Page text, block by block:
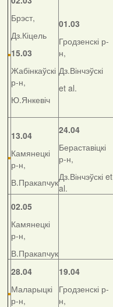
Брэст,
Дз.Кіцель
15.03
Жабінкаўскі
р-н,
Ю.Янкевіч
01.03
Гродзенскі р-
н,
Дз.Вінчэўскі
et al.
13.04
Камянецкі
р-н,
В.Пракапчук
24.04
Бераставіцкі
р-н,
Дз.Вінчэўскі et
al.
02.05
Камянецкі
р-н,
В.Пракапчук
28.04
Маларыцкі
р-н,
19.04
Гродзенскі р-
н,